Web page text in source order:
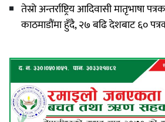
तेस्रो अन्तर्राष्ट्रिय आदिवासी मातृभाषा
काठमाडौंमा हुँदै, २७ बढि देशबाट ६०